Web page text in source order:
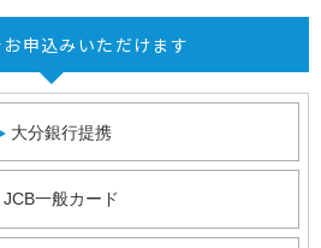
申込みいただけます
大分銀行提携
JCB一般カード